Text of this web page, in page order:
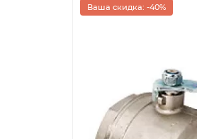
Ваша скидка: -40%